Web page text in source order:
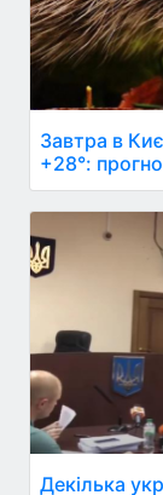
Завтра в
+28°:
Декілька